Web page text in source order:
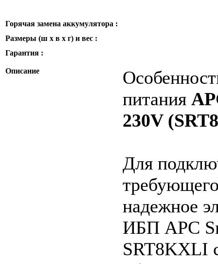
Горячая замена аккумулятора :
Размеры (ш x в x г) и вес :
Гарантия :
Описание
питания
230V
Для
надежное
ИБП APC
SRT8KXLI